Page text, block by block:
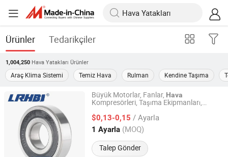
Ürünler Tedarikçiler
1,004,250 Hava Yatakları Ürünler
Araç Klima Sistemi Temiz Hava Rulman Kendine Taşıma
Büyük Motorlar, Fanlar, Hava
Kompresörleri, Taşıma Ekipmanları,
Küre Rulmanı 6032 6034 6036 6038 6040
2RS
$0,13-0,15 / Ayarla
1 Ayarla (MOQ)
Talep Gönder
Shandong RHB Bearing Manufacturing Co., Ltd.
Shandong, China Fiyat 2024